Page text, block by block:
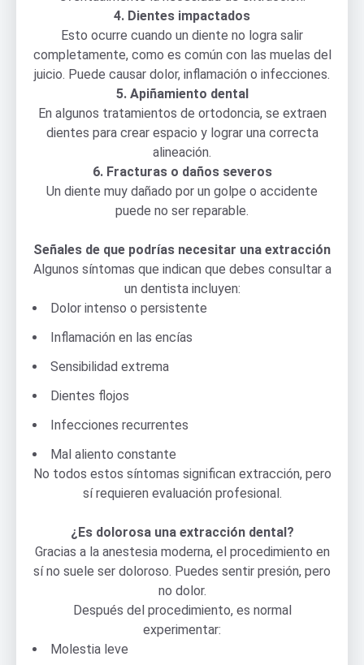
4. Dientes impactados
Esto ocurre cuando un diente no logra salir
completamente, como es común con las muelas del
juicio. Puede causar dolor, inflamación o infecciones.
5. Apiñamiento dental
En algunos tratamientos de ortodoncia, se extraen
dientes para crear espacio y lograr una correcta
alineación.
6. Fracturas o daños severos
Un diente muy dañado por un golpe o accidente
puede no ser reparable.
Señales de que podrías necesitar una extracción
Algunos síntomas que indican que debes consultar a
un dentista incluyen:
Dolor intenso o persistente
Inflamación en las encías
Sensibilidad extrema
Dientes flojos
Infecciones recurrentes
Mal aliento constante
No todos estos síntomas significan extracción, pero
sí requieren evaluación profesional.
¿Es dolorosa una extracción dental?
Gracias a la anestesia moderna, el procedimiento en
sí no suele ser doloroso. Puedes sentir presión, pero
no dolor.
Después del procedimiento, es normal
experimentar:
Molestia leve